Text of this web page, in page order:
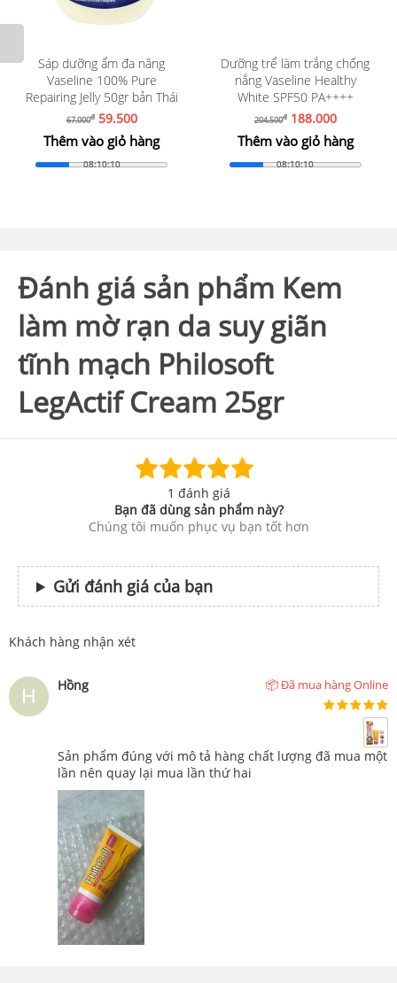
Sáp dưỡng ẩm đa năng
Vaseline 100% Pure
Repairing Jelly 50gr bản Thái
67.000đ59.500
Thêm vào giỏ hàng
08:10:08
Dưỡng trể làm trắng chống
nắng Vaseline Healthy
White SPF50 PA++++
204.500đ188.000
Thêm vào giỏ hàng
08:10:08
Đánh giá sản phẩm Kem
làm mờ rạn da suy giãn
tĩnh mạch Philosoft
LegActif Cream 25gr
1 đánh giá
Bạn đã dùng sản phẩm này?
Chúng tôi muốn phục vụ bạn tốt hơn
Gửi đánh giá của bạn
Khách hàng nhận xét
Hồng 📦 Đã mua hàng Online
Sản phẩm đúng với mô tả hàng chất lượng đã mua một
lần nên quay lại mua lần thứ hai